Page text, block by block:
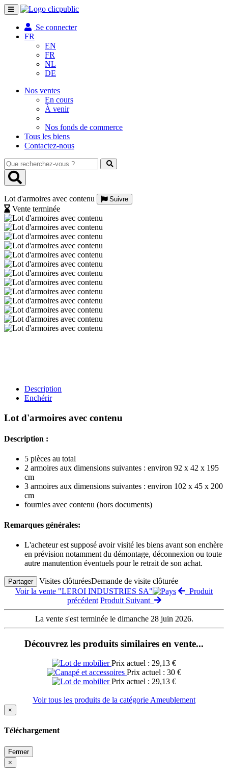
Toggle
navigation
Se connecter
FR
EN
FR
NL
DE
Nos ventes
En cours
À venir
Nos fonds de commerce
Tous les biens
Contactez-nous
Que
recherchez-
vous
Lot d'armoires avec contenu
Suivre
Vente terminée
Description
Enchérir
Lot d'armoires avec contenu
Description :
5 pièces au total
2 armoires aux dimensions suivantes : environ 92 x 42 x 195
cm
3 armoires aux dimensions suivantes : environ 102 x 45 x 200
cm
fournies avec contenu (hors documents)
Remarques générales:
L'acheteur est supposé avoir visité les biens avant son enchère
en prévision notamment du démontage, déconnexion ou toute
autre manutention éventuels pour le retrait de son achat.
Partager Visites clôturéesDemande de visite clôturée
Voir la vente "LEROI INDUSTRIES SA"
Produit
précédent Produit Suivant
La vente s'est terminée le dimanche 28 juin 2026.
Découvrez les produits similaires en vente...
Prix actuel : 29,13 €
Prix actuel : 30 €
Prix actuel : 29,13 €
Voir tous les produits de la catégorie Ameublement
×
Téléchargement
Fermer
×